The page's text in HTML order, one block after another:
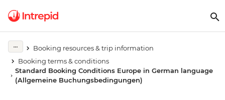
Booking resources & trip information
Booking terms & conditions
Standard Booking Conditions Europe in German language
(Allgemeine Buchungsbedingungen)